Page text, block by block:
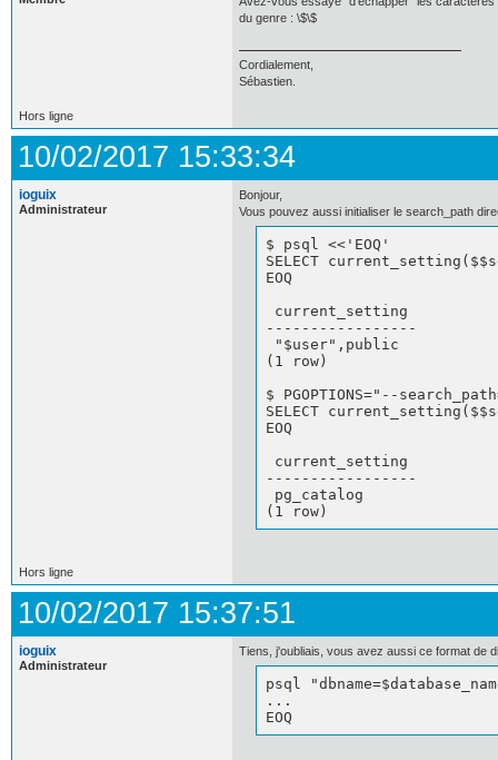
du genre : \$\$
Cordialement,
Sébastien.
Hors ligne
10/02/2017 15:33:34
ioguix
Administrateur
Bonjour,
Vous pouvez aussi initialiser le search_path
$ psql
SELECT
EOQ
current_setting
-----------------
"$user",public
(1 row)
$ PGOPTIONS="--
SELECT
EOQ
current_setting
-----------------
pg_catalog
(1 row)
Hors ligne
10/02/2017 15:37:51
ioguix
Administrateur
Tiens, j'oubliais, vous avez aussi ce format de
psql
...
EOQ